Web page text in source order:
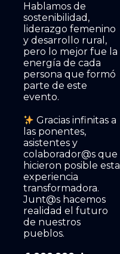
Hablamos de
sostenibilidad,
liderazgo femenino
y desarrollo rural,
pero lo mejor fue la
energía de cada
persona que formó
parte de este
evento.
Gracias infinitas a
las ponentes,
asistentes y
colaborador@s que
hicieron posible esta
experiencia
transformadora.
Junt@s hacemos
realidad el futuro
de nuestros
pueblos.